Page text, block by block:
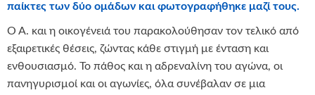
παίκτες των δύο ομάδων και φωτογραφήθηκε μαζί τους.
Ο Α. και η οικογένειά του παρακολούθησαν τον τελικό από
εξαιρετικές θέσεις, ζώντας κάθε στιγμή με ένταση και
ενθουσιασμό. Το πάθος και η αδρεναλίνη του αγώνα, οι
πανηγυρισμοί και οι αγωνίες, όλα συνέβαλαν σε μια